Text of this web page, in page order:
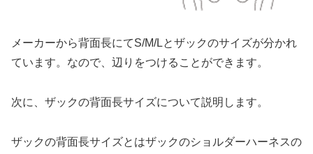
メーカーから背面長にてS/M/Lとザックのサイズが分かれ
ています。なので、辺りをつけることができます。
次に、ザックの背面長サイズについて説明します。
ザックの背面長サイズとはザックのショルダーハーネスの